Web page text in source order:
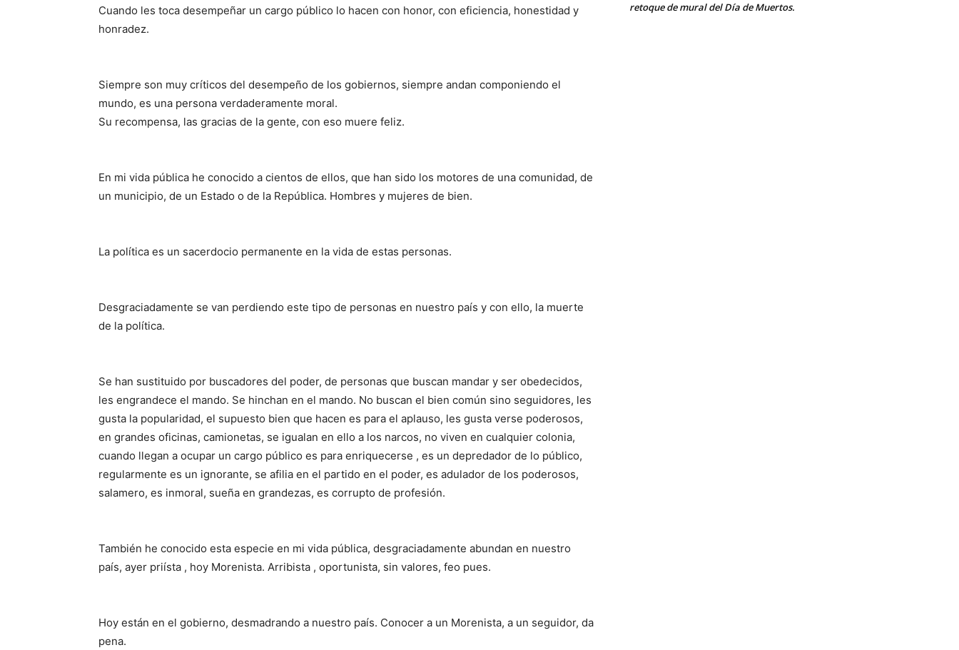
Cuando les toca desempeñar un cargo público lo hacen con honor, con eficiencia, honestidad y
honradez.
Siempre son muy críticos del desempeño de los gobiernos, siempre andan componiendo el
mundo, es una persona verdaderamente moral.
Su recompensa, las gracias de la gente, con eso muere feliz.
En mi vida pública he conocido a cientos de ellos, que han sido los motores de una comunidad, de
un municipio, de un Estado o de la República. Hombres y mujeres de bien.
La política es un sacerdocio permanente en la vida de estas personas.
Desgraciadamente se van perdiendo este tipo de personas en nuestro país y con ello, la muerte
de la política.
Se han sustituido por buscadores del poder, de personas que buscan mandar y ser obedecidos,
les engrandece el mando. Se hinchan en el mando. No buscan el bien común sino seguidores, les
gusta la popularidad, el supuesto bien que hacen es para el aplauso, les gusta verse poderosos,
en grandes oficinas, camionetas, se igualan en ello a los narcos, no viven en cualquier colonia,
cuando llegan a ocupar un cargo público es para enriquecerse , es un depredador de lo público,
regularmente es un ignorante, se afilia en el partido en el poder, es adulador de los poderosos,
salamero, es inmoral, sueña en grandezas, es corrupto de profesión.
También he conocido esta especie en mi vida pública, desgraciadamente abundan en nuestro
país, ayer priísta , hoy Morenista. Arribista , oportunista, sin valores, feo pues.
Hoy están en el gobierno, desmadrando a nuestro país. Conocer a un Morenista, a un seguidor, da
pena.
retoque de mural del Día de Muertos.